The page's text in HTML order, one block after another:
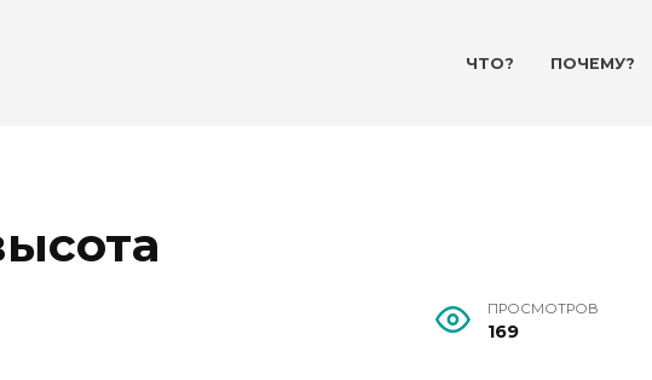
ЧТО? ПОЧЕМУ?
ПРОСМОТРОВ
169